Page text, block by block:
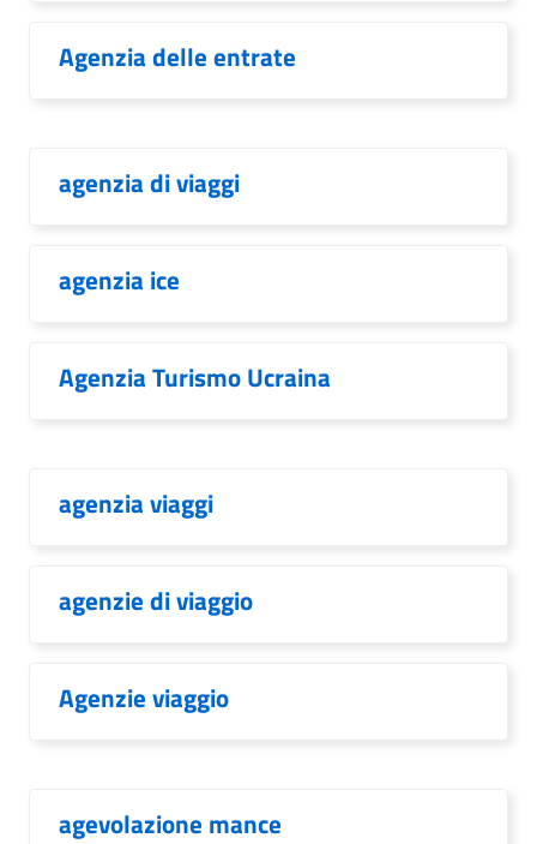
Agenzia delle entrate
agenzia di viaggi
agenzia ice
Agenzia Turismo Ucraina
agenzia viaggi
agenzie di viaggio
Agenzie viaggio
agevolazione mance